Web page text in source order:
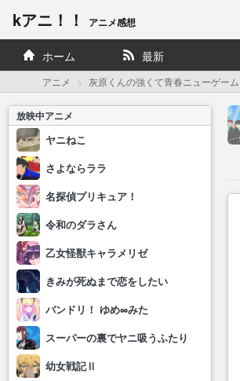
kアニ！！ アニメ感想
ホーム 最新
アニメ 灰原くんの強くて青春ニューゲーム
放映中アニメ
ヤニねこ
さよならララ
名探偵プリキュア！
令和のダラさん
乙女怪獣キャラメリゼ
きみが死ぬまで恋をしたい
バンドリ！ ゆめ∞みた
スーパーの裏でヤニ吸うふたり
幼女戦記Ⅱ